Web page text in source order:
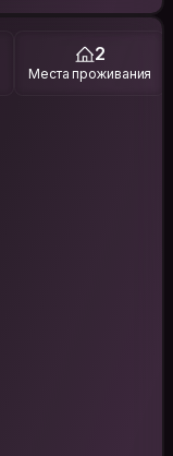
2
Места проживания